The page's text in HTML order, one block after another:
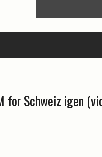
for Schweiz igen